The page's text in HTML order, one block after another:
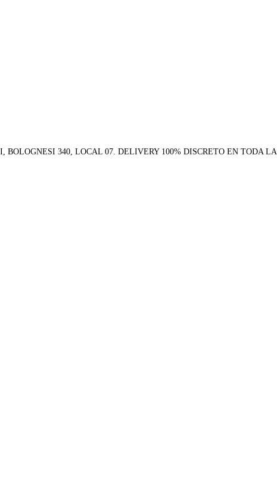
340, LOCAL 07. DELIVERY 100% DISCRETO EN TODA